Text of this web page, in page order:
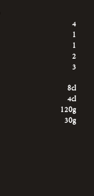
4
1
1
2
3
8cl
4cl
120g
30g